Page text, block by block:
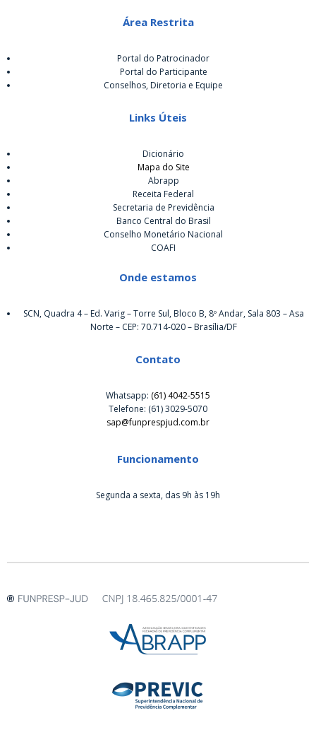
Área Restrita
Portal do Patrocinador
Portal do Participante
Conselhos, Diretoria e Equipe
Links Úteis
Dicionário
Mapa do Site
Abrapp
Receita Federal
Secretaria de Previdência
Banco Central do Brasil
Conselho Monetário Nacional
COAFI
Onde estamos
SCN, Quadra 4 – Ed. Varig – Torre Sul, Bloco B, 8º Andar, Sala 803 – Asa
Norte – CEP: 70.714-020 – Brasília/DF
Contato
Whatsapp: (61) 4042-5515
Telefone: (61) 3029-5070
sap@funprespjud.com.br
Funcionamento
Segunda a sexta, das 9h às 19h